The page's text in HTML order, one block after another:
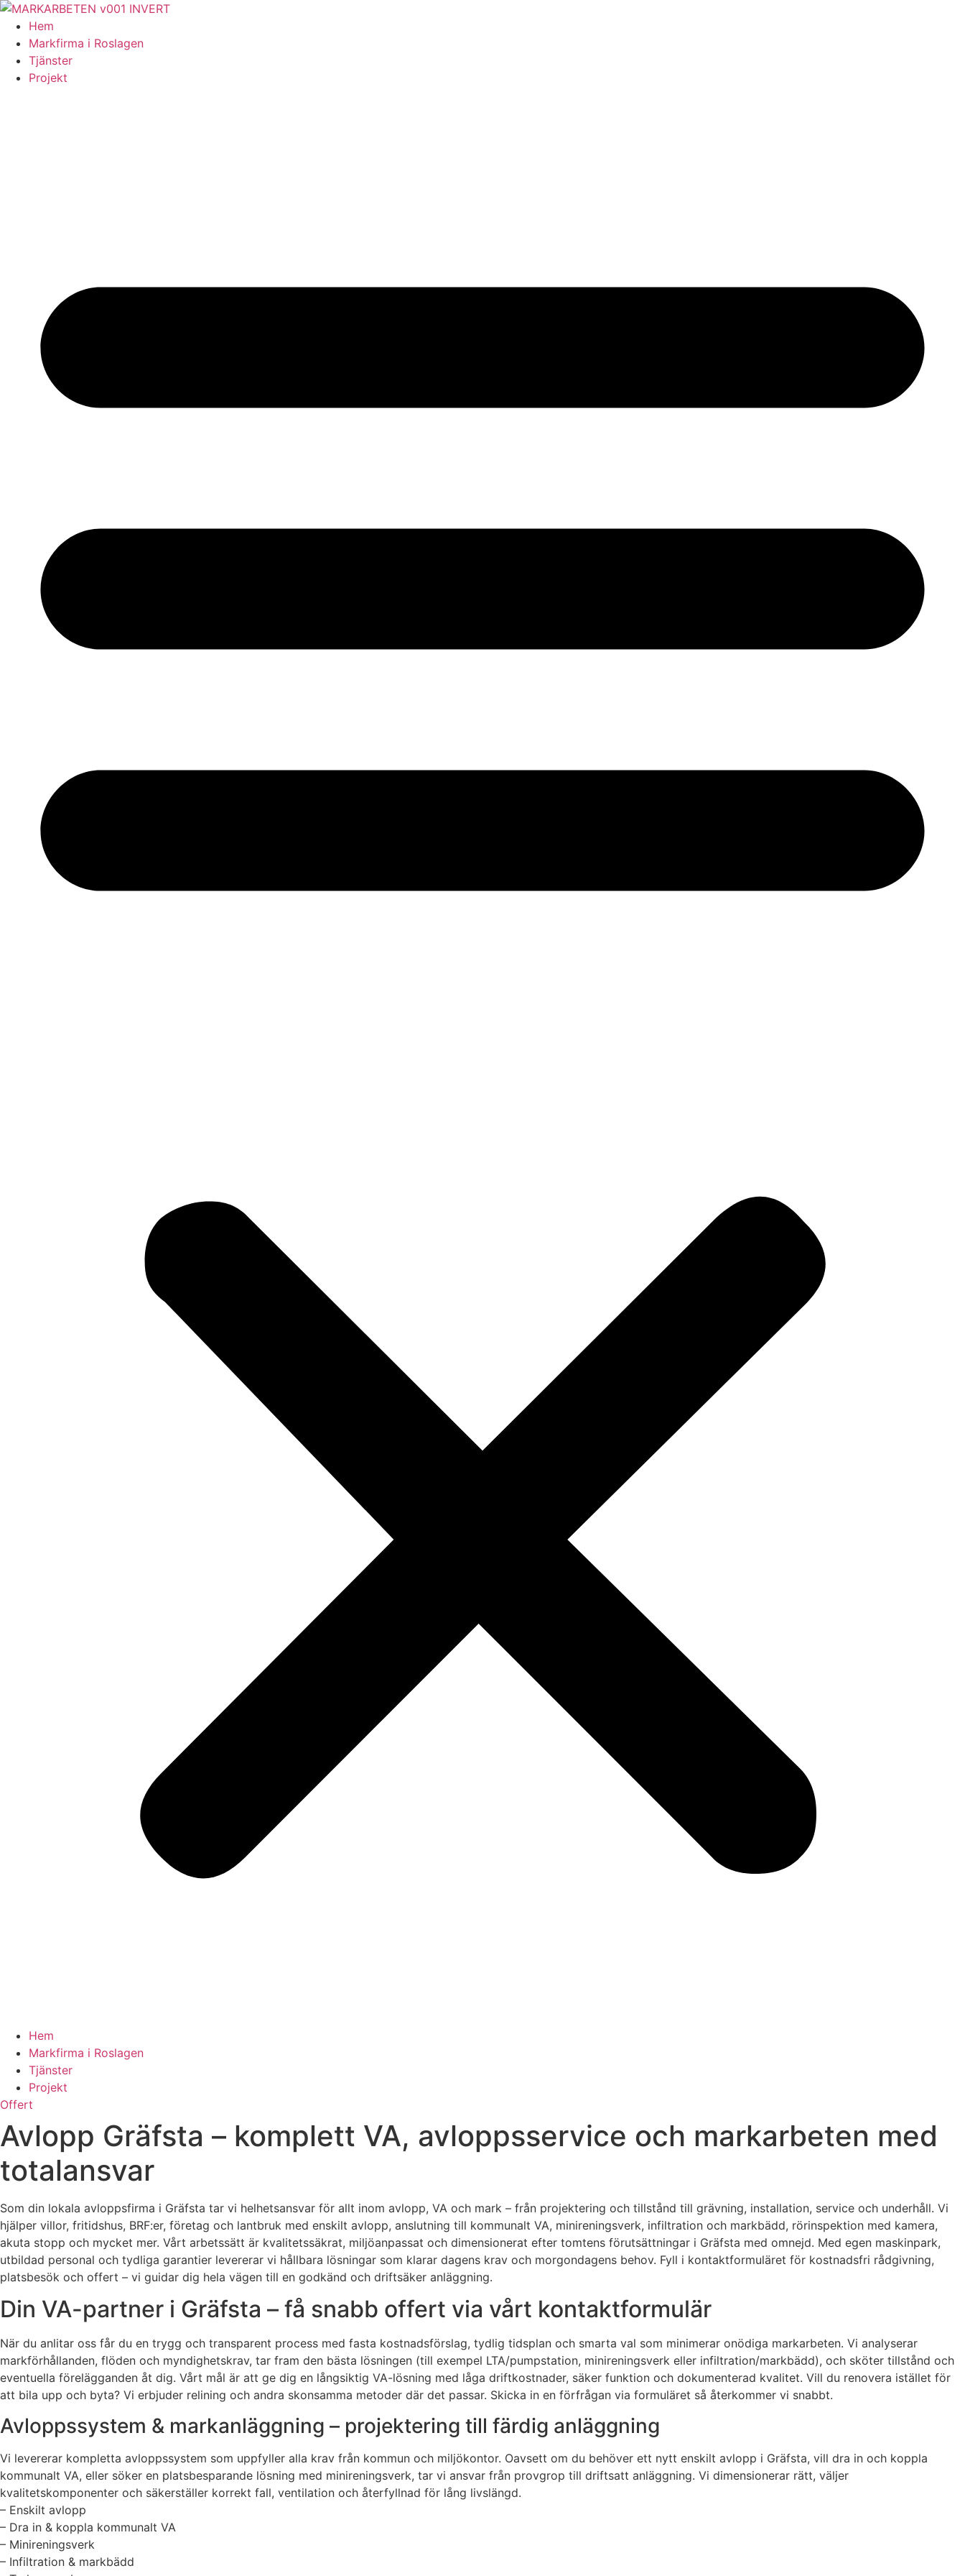
Skip
content
Hem
Markfirma i Roslagen
Tjänster
Projekt
Hem
Markfirma i Roslagen
Tjänster
Projekt
Offert
Avlopp Gräfsta – komplett VA, avloppsservice och markarbeten med
totalansvar
Som din lokala avloppsfirma i Gräfsta tar vi helhetsansvar för allt inom avlopp, VA och mark – från projektering och tillstånd till grävning, installation, service och underhåll. Vi
hjälper villor, fritidshus, BRF:er, företag och lantbruk med enskilt avlopp, anslutning till kommunalt VA, minireningsverk, infiltration och markbädd, rörinspektion med kamera,
akuta stopp och mycket mer. Vårt arbetssätt är kvalitetssäkrat, miljöanpassat och dimensionerat efter tomtens förutsättningar i Gräfsta med omnejd. Med egen maskinpark,
utbildad personal och tydliga garantier levererar vi hållbara lösningar som klarar dagens krav och morgondagens behov. Fyll i kontaktformuläret för kostnadsfri rådgivning,
platsbesök och offert – vi guidar dig hela vägen till en godkänd och driftsäker anläggning.
Din VA-partner i Gräfsta – få snabb offert via vårt kontaktformulär
När du anlitar oss får du en trygg och transparent process med fasta kostnadsförslag, tydlig tidsplan och smarta val som minimerar onödiga markarbeten. Vi analyserar
markförhållanden, flöden och myndighetskrav, tar fram den bästa lösningen (till exempel LTA/pumpstation, minireningsverk eller infiltration/markbädd), och sköter tillstånd och
eventuella förelägganden åt dig. Vårt mål är att ge dig en långsiktig VA-lösning med låga driftkostnader, säker funktion och dokumenterad kvalitet. Vill du renovera istället för
att bila upp och byta? Vi erbjuder relining och andra skonsamma metoder där det passar. Skicka in en förfrågan via formuläret så återkommer vi snabbt.
Avloppssystem & markanläggning – projektering till färdig anläggning
Vi levererar kompletta avloppssystem som uppfyller alla krav från kommun och miljökontor. Oavsett om du behöver ett nytt enskilt avlopp i Gräfsta, vill dra in och koppla
kommunalt VA, eller söker en platsbesparande lösning med minireningsverk, tar vi ansvar från provgrop till driftsatt anläggning. Vi dimensionerar rätt, väljer
kvalitetskomponenter och säkerställer korrekt fall, ventilation och återfyllnad för lång livslängd.
– Enskilt avlopp
– Dra in & koppla kommunalt VA
– Minireningsverk
– Infiltration & markbädd